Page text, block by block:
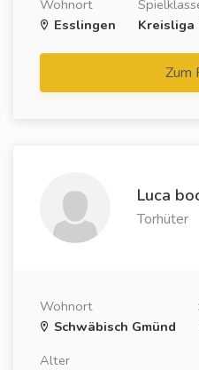
Wohnort
Esslingen
Kreisliga
Zum
Luca
Torhüter
Wohnort
Schwäbisch Gmünd
Alter